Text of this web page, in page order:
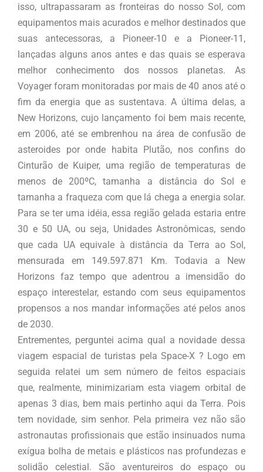
isso, ultrapassaram as fronteiras do nosso Sol, com
equipamentos mais acurados e melhor destinados que
suas antecessoras, a Pioneer-10 e a Pioneer-11,
lançadas alguns anos antes e das quais se esperava
melhor conhecimento dos nossos planetas. As
Voyager foram monitoradas por mais de 40 anos até o
fim da energia que as sustentava. A última delas, a
New Horizons, cujo lançamento foi bem mais recente,
em 2006, até se embrenhou na área de confusão de
asteroides por onde habita Plutão, nos confins do
Cinturão de Kuiper, uma região de temperaturas de
menos de 200ºC, tamanha a distância do Sol e
tamanha a fraqueza com que lá chega a energia solar.
Para se ter uma idéia, essa região gelada estaria entre
30 e 50 UA, ou seja, Unidades Astronômicas, sendo
que cada UA equivale à distância da Terra ao Sol,
mensurada em 149.597.871 Km. Todavia a New
Horizons faz tempo que adentrou a imensidão do
espaço interestelar, estando com seus equipamentos
propensos a nos mandar informações até pelos anos
de 2030.
Entrementes, perguntei acima qual a novidade dessa
viagem espacial de turistas pela Space-X ? Logo em
seguida relatei um sem número de feitos espaciais
que, realmente, minimizariam esta viagem orbital de
apenas 3 dias, bem mais pertinho aqui da Terra. Pois
tem novidade, sim senhor. Pela primeira vez não são
astronautas profissionais que estão insinuados numa
exígua bolha de metais e plásticos nas profundezas e
solidão celestial. São aventureiros do espaço ou